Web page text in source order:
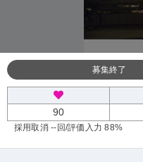
募集終了
90
採用取消 --回/評価入力 88%